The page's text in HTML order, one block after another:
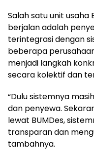
Salah satu unit usaha
berjalan adalah
terintegrasi dengan
beberapa
menjadi langkah
secara kolektif dan
“Dulu sistemnya
dan penyewa.
lewat BUMDes,
transparan dan
tambahnya.